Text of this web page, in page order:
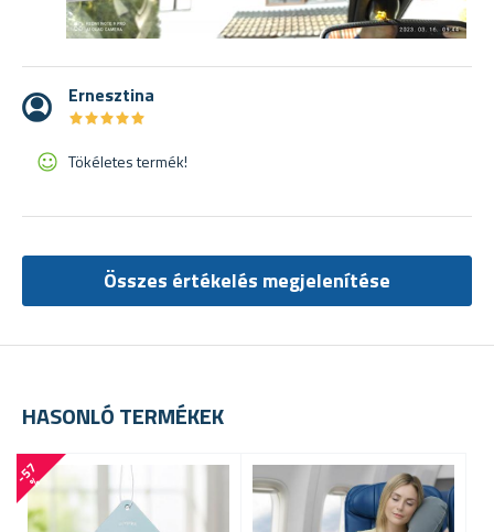
HASONLÓ TERMÉKEK
-
5
7
%
Ernesztina
★★★★★
★★★★★
Tökéletes termék!
Összes értékelés megjelenítése